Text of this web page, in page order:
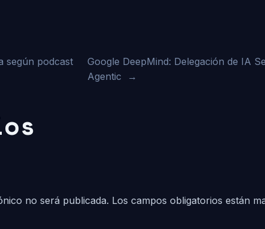
según podcast
Google DeepMind: Delegación de IA
Agentic
→
no será publicada. Los campos obligatorios están